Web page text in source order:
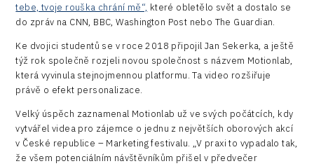
tebe, tvoje rouška chrání mě“, které obletělo svět a dostalo se
do zpráv na CNN, BBC, Washington Post nebo The Guardian.
Ke dvojici studentů se v roce 2018 připojil Jan Sekerka, a ještě
týž rok společně rozjeli novou společnost s názvem Motionlab,
která vyvinula stejnojmennou platformu. Ta video rozšiřuje
právě o efekt personalizace.
Velký úspěch zaznamenal Motionlab už ve svých počátcích, kdy
vytvářel videa pro zájemce o jednu z největších oborových akcí
v České republice – Marketing festivalu. „V praxi to vypadalo tak,
že všem potenciálním návštěvníkům přišel v předvečer